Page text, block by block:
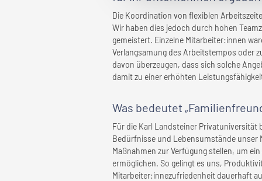
Die Koordination von flexiblen
Wir haben dies jedoch durch hohen
gemeistert. Einzelne Mitarbeiter:innen
Verlangsamung des Arbeitstempos oder
davon überzeugen, dass sich solche
damit zu einer erhöhten
Was bedeutet
Für die Karl Landsteiner
Bedürfnisse und Lebensumstände
Maßnahmen zur Verfügung stellen, um
ermöglichen. So gelingt es uns,
Mitarbeiter:innezufriedenheit dauerhaft